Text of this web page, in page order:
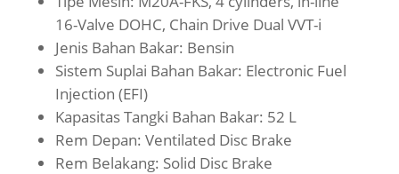
16-Valve DOHC, Chain Drive Dual VVT-i
Jenis Bahan Bakar: Bensin
Sistem Suplai Bahan Bakar: Electronic Fuel
Injection (EFI)
Kapasitas Tangki Bahan Bakar: 52 L
Rem Depan: Ventilated Disc Brake
Rem Belakang: Solid Disc Brake